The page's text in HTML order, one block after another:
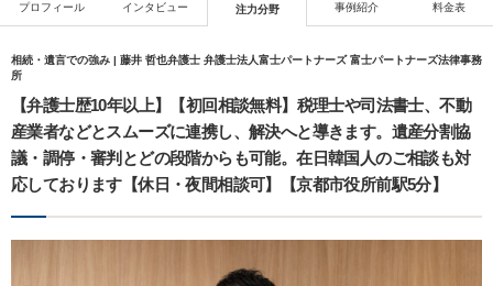
プロフィール インタビュー 注力分野 事例紹介 料金表
相続・遺言での強み | 藤井 哲也弁護士 弁護士法人富士パートナーズ 富士パートナーズ法律事務
所
【弁護士歴10年以上】【初回相談無料】税理士や司法書士、不動
産業者などとスムーズに連携し、解決へと導きます。遺産分割協
議・調停・審判とどの段階からも可能。在日韓国人のご相談も対
応しております【休日・夜間相談可】【京都市役所前駅5分】